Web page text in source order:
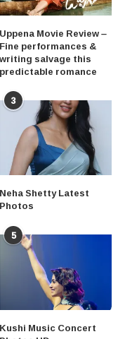
Uppena Movie Review –
Fine performances &
writing salvage this
predictable romance
3
Neha Shetty Latest
Photos
5
Kushi Music Concert